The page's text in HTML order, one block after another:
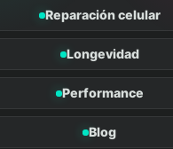
Reparación celular
Longevidad
Performance
Blog
PÉPTIDOS Y SUPLEMENTOS